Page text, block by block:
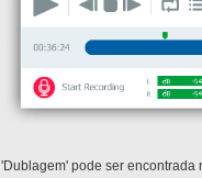
'Dublagem' pode ser encontrada